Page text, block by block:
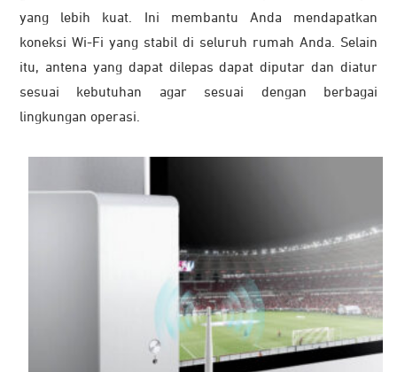
yang lebih kuat. Ini membantu Anda mendapatkan
koneksi Wi-Fi yang stabil di seluruh rumah Anda. Selain
itu, antena yang dapat dilepas dapat diputar dan diatur
sesuai kebutuhan agar sesuai dengan berbagai
lingkungan operasi.